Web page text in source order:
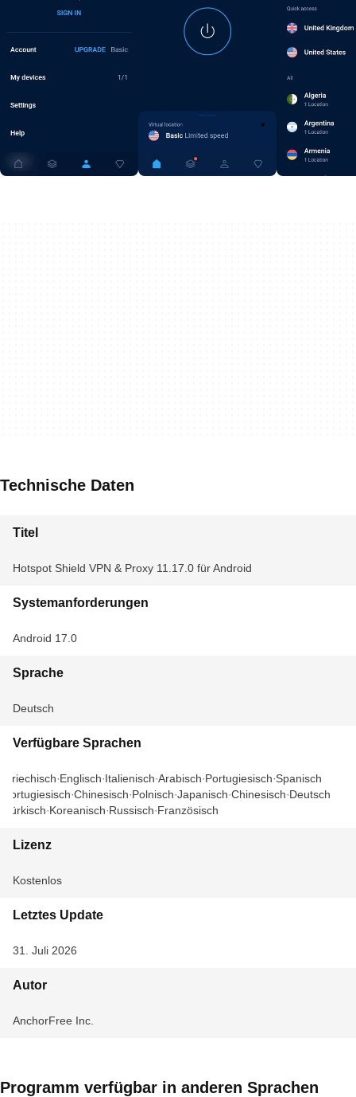
Technische Daten
Titel
Hotspot Shield VPN & Proxy 11.17.0 für Android
Systemanforderungen
Android 17.0
Sprache
Deutsch
Verfügbare Sprachen
Griechisch Englisch Italienisch Arabisch Portugiesisch Spanisch
Portugiesisch Chinesisch Polnisch Japanisch Chinesisch Deutsch
Türkisch Koreanisch Russisch Französisch
Lizenz
Kostenlos
Letztes Update
31. Juli 2026
Autor
AnchorFree Inc.
Programm verfügbar in anderen Sprachen